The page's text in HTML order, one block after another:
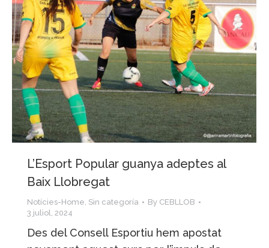
L’Esport Popular guanya adeptes al
Baix Llobregat
Notícies-Home, Sin categoría By CEBLLOB
3 juliol, 2024
Des del Consell Esportiu hem apostat